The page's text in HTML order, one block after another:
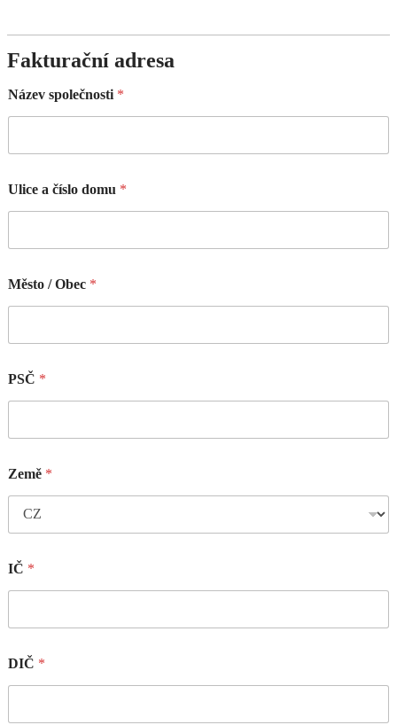
Fakturační adresa
Název společnosti *
Ulice a číslo domu *
Město / Obec *
PSČ *
Země *
IČ *
DIČ *